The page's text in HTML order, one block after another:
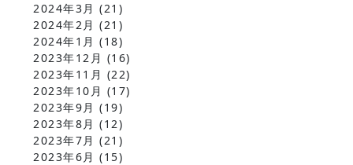
2024年3月 (21)
2024年2月 (21)
2024年1月 (18)
2023年12月 (16)
2023年11月 (22)
2023年10月 (17)
2023年9月 (19)
2023年8月 (12)
2023年7月 (21)
2023年6月 (15)